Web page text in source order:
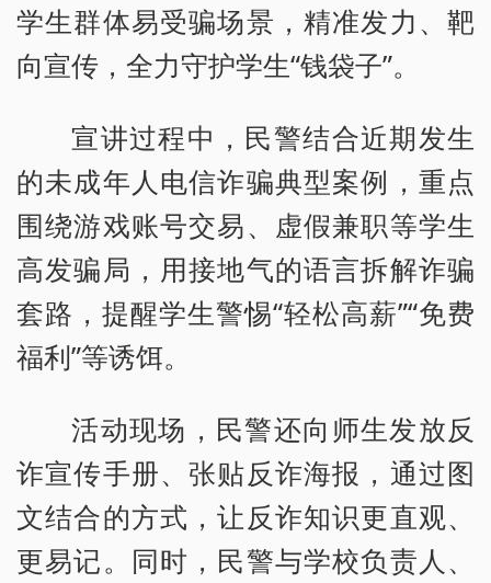
学生群体易受骗场景，精准发力、靶
向宣传，全力守护学生“钱袋子”。
宣讲过程中，民警结合近期发生
的未成年人电信诈骗典型案例，重点
围绕游戏账号交易、虚假兼职等学生
高发骗局，用接地气的语言拆解诈骗
套路，提醒学生警惕“轻松高薪”“免费
福利”等诱饵。
活动现场，民警还向师生发放反
诈宣传手册、张贴反诈海报，通过图
文结合的方式，让反诈知识更直观、
更易记。同时，民警与学校负责人、